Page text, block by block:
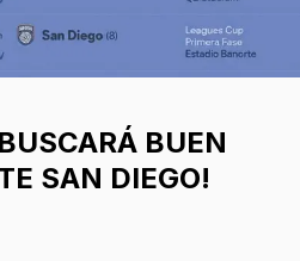
BUEN
SAN DIEGO!